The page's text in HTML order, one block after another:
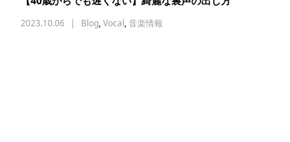
2023.10.06 Blog,Vocal,音楽情報